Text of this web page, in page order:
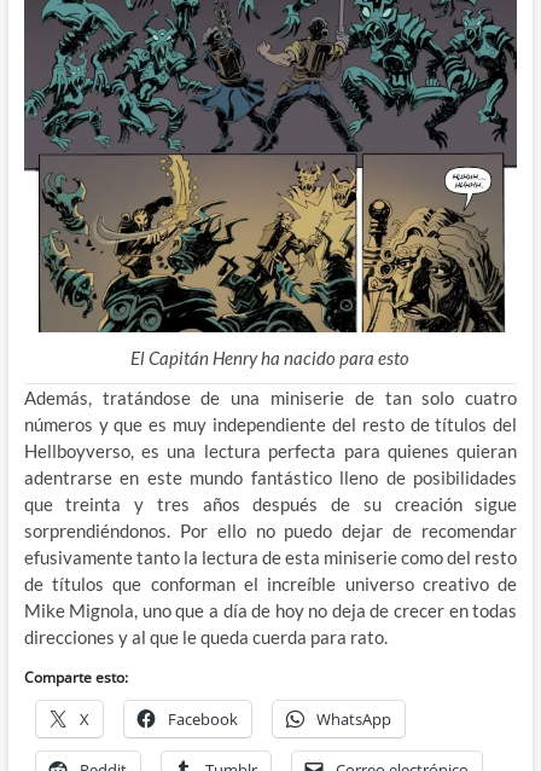
El Capitán Henry ha nacido para esto
Además, tratándose de una miniserie de tan solo cuatro
números y que es muy independiente del resto de títulos del
Hellboyverso, es una lectura perfecta para quienes quieran
adentrarse en este mundo fantástico lleno de posibilidades
que treinta y tres años después de su creación sigue
sorprendiéndonos. Por ello no puedo dejar de recomendar
efusivamente tanto la lectura de esta miniserie como del resto
de títulos que conforman el increíble universo creativo de
Mike Mignola, uno que a día de hoy no deja de crecer en todas
direcciones y al que le queda cuerda para rato.
Comparte esto:
X Facebook WhatsApp